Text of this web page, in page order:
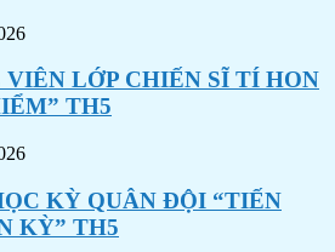
VIÊN LỚP CHIẾN SĨ TÍ HON
TH5
KỲ QUÂN ĐỘI “TIẾN
KỲ” TH5